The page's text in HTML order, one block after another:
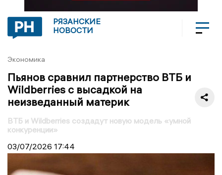
РЯЗАНСКИЕ
НОВОСТИ
Экономика
Пьянов сравнил партнерство ВТБ и
Wildberries с высадкой на
неизведанный материк
ВТБ и Wildberries создадут новую модель «умной
конкуренции»
03/07/2026 17:44